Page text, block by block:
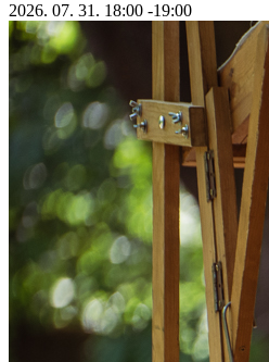
2026. 07. 31. 18:00 -19:00